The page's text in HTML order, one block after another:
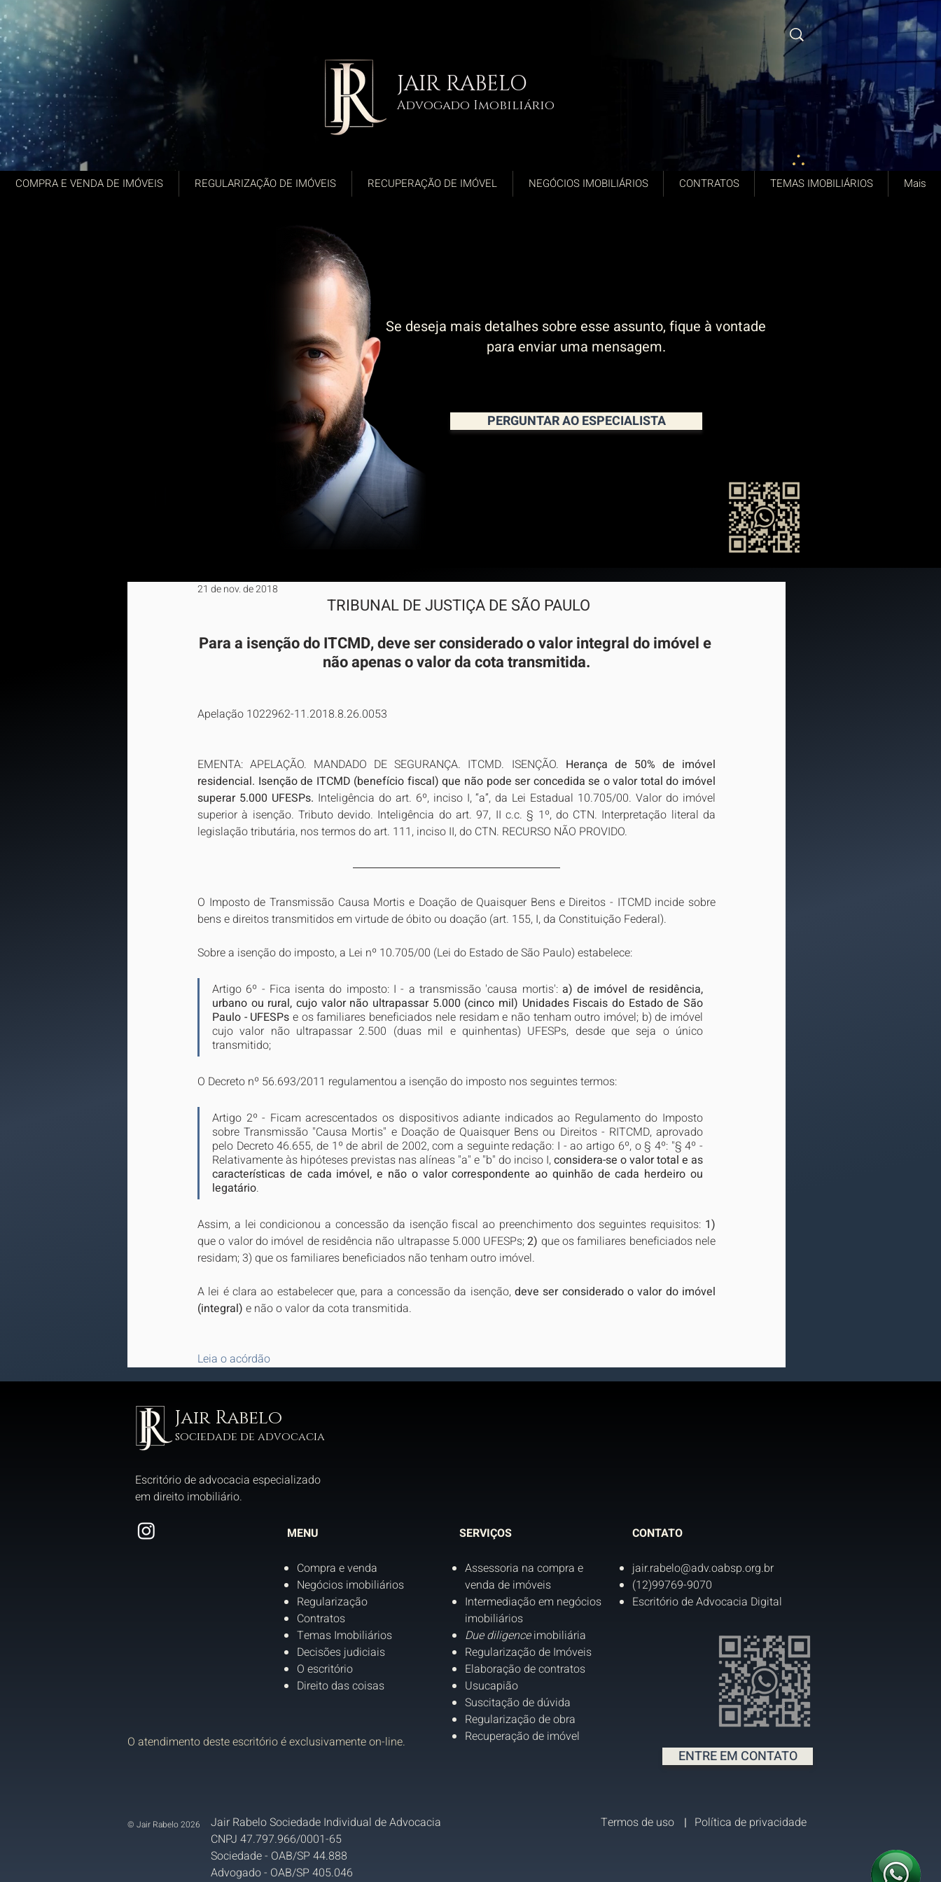
JAIR RABELO
Advogado Imobiliário
COMPRA E VENDA DE IMÓVEIS REGULARIZAÇÃO DE IMÓVEIS RECUPERAÇÃO DE IMÓVEL NEGÓCIOS IMOBILIÁRIOS CONTRATOS TEMAS IMOBILIÁRIOS Mais
Se deseja mais detalhes sobre esse assunto, fique à vontade
para enviar uma mensagem.
PERGUNTAR AO ESPECIALISTA
21 de nov. de 2018
TRIBUNAL DE JUSTIÇA DE SÃO PAULO
Para a isenção do ITCMD, deve ser considerado o valor integral do imóvel e
não apenas o valor da cota transmitida.
Apelação 1022962-11.2018.8.26.0053
EMENTA: APELAÇÃO. MANDADO DE SEGURANÇA. ITCMD. ISENÇÃO. Herança de 50% de imóvel
residencial. Isenção de ITCMD (benefício fiscal) que não pode ser concedida se o valor total do imóvel
superar 5.000 UFESPs. Inteligência do art. 6º, inciso I, “a”, da Lei Estadual 10.705/00. Valor do imóvel
superior à isenção. Tributo devido. Inteligência do art. 97, II c.c. § 1º, do CTN. Interpretação literal da
legislação tributária, nos termos do art. 111, inciso II, do CTN. RECURSO NÃO PROVIDO.
O Imposto de Transmissão Causa Mortis e Doação de Quaisquer Bens e Direitos - ITCMD incide sobre
bens e direitos transmitidos em virtude de óbito ou doação (art. 155, I, da Constituição Federal).
Sobre a isenção do imposto, a Lei nº 10.705/00 (Lei do Estado de São Paulo) estabelece:
Artigo 6º - Fica isenta do imposto: I - a transmissão 'causa mortis': a) de imóvel de residência,
urbano ou rural, cujo valor não ultrapassar 5.000 (cinco mil) Unidades Fiscais do Estado de São
Paulo - UFESPs e os familiares beneficiados nele residam e não tenham outro imóvel; b) de imóvel
cujo valor não ultrapassar 2.500 (duas mil e quinhentas) UFESPs, desde que seja o único
transmitido;
O Decreto nº 56.693/2011 regulamentou a isenção do imposto nos seguintes termos:
Artigo 2º - Ficam acrescentados os dispositivos adiante indicados ao Regulamento do Imposto
sobre Transmissão "Causa Mortis" e Doação de Quaisquer Bens ou Direitos - RITCMD, aprovado
pelo Decreto 46.655, de 1º de abril de 2002, com a seguinte redação: I - ao artigo 6º, o § 4º: "§ 4º -
Relativamente às hipóteses previstas nas alíneas "a" e "b" do inciso I, considera-se o valor total e as
características de cada imóvel, e não o valor correspondente ao quinhão de cada herdeiro ou
legatário.
Assim, a lei condicionou a concessão da isenção fiscal ao preenchimento dos seguintes requisitos: 1)
que o valor do imóvel de residência não ultrapasse 5.000 UFESPs; 2) que os familiares beneficiados nele
residam; 3) que os familiares beneficiados não tenham outro imóvel.
A lei é clara ao estabelecer que, para a concessão da isenção, deve ser considerado o valor do imóvel
(integral) e não o valor da cota transmitida.
Leia o acórdão
Jair Rabelo
sociedade de advocacia
Escritório de advocacia especializado
em direito imobiliário.
MENU
Compra e venda
Negócios imobiliários
Regularização
Contratos
Temas Imobiliários
Decisões judiciais
O escritório
Direito das coisas
O atendimento deste escritório é exclusivamente on-line.
SERVIÇOS
Assessoria na compra e
venda de imóveis
Intermediação em negócios
imobiliários
Due diligenceimobiliária
Regularização de Imóveis
Elaboração de contratos
Usucapião
Suscitação de dúvida
Regularização de obra
Recuperação de imóvel
CONTATO
jair.rabelo@adv.oabsp.org.br
(12)99769-9070
Escritório de Advocacia Digital
ENTRE EM CONTATO
© Jair Rabelo 2026
Jair Rabelo Sociedade Individual de Advocacia
CNPJ 47.797.966/0001-65
Sociedade - OAB/SP 44.888
Advogado - OAB/SP 405.046
Termos de uso | Política de privacidade